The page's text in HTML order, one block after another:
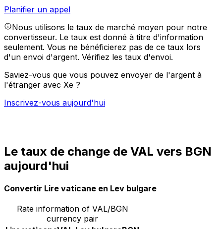
Planifier un appel
Nous utilisons le taux de marché moyen pour notre
convertisseur. Le taux est donné à titre d'information
seulement. Vous ne bénéficierez pas de ce taux lors
d'un envoi d'argent. Vérifiez les taux d'envoi.
Saviez-vous que vous pouvez envoyer de l'argent à
l'étranger avec Xe ?
Inscrivez-vous aujourd'hui
Le taux de change de VAL vers BGN
aujourd'hui
Convertir Lire vaticane en Lev bulgare
Rate information of VAL/BGN
currency pair